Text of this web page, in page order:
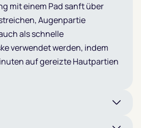
mit einem Pad sanft über
Augenpartie
als schnelle
verwendet werden, indem
auf gereizte Hautpartien